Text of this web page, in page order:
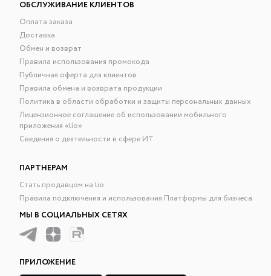
ОБСЛУЖИВАНИЕ КЛИЕНТОВ
Оплата заказа
Доставка
Обмен и возврат
Правила использования промокода
Публичная оферта для клиентов
Правила обмена и возврата продукции
Политика в области обработки и защиты персональных данных
Лицензионное соглашение об использовании мобильного
приложения «lío»
Сведения о деятельности в сфере ИТ
ПАРТНЕРАМ
Стать продавцом на lio
Правила подключения и использования Платформы для бизнеса
МЫ В СОЦИАЛЬНЫХ СЕТЯХ
ПРИЛОЖЕНИЕ